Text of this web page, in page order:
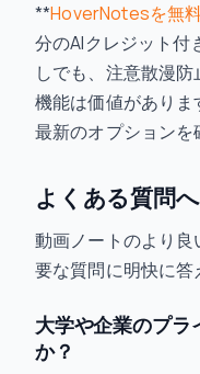
**HoverNotesを無
分のAIクレジット付
しでも、注意散漫
機能は価値がありま
最新のオプションを
よくある質問
動画ノートのより
要な質問に明快に答
大学や企業のプラ
か？